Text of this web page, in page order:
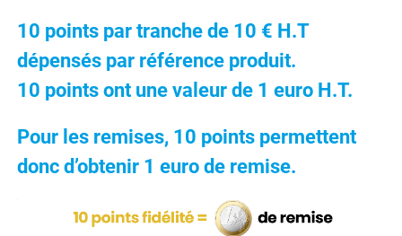
10 points par tranche de 10 € H.T
dépensés par référence produit.
10 points ont une valeur de 1 euro H.T.
Pour les remises, 10 points permettent
donc d’obtenir 1 euro de remise.